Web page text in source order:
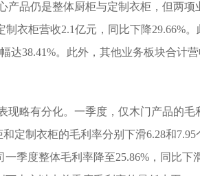
产品仍是整体厨柜与定制衣柜，但两项
制衣柜营收2.1亿元，同比下降29.66%
达38.41%。此外，其他业务板块合计
现略有分化。一季度，仅木门产品的
定制衣柜的毛利率分别下滑6.28和
季度整体毛利率降至25.86%，同比下